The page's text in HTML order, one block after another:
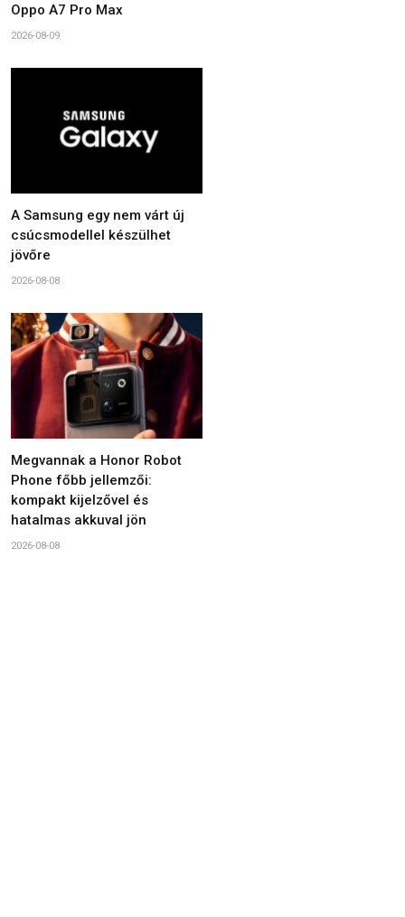
Oppo A7 Pro Max
2026-08-09
A Samsung egy nem várt új
csúcsmodellel készülhet
jövőre
2026-08-08
Megvannak a Honor Robot
Phone főbb jellemzői:
kompakt kijelzővel és
hatalmas akkuval jön
2026-08-08